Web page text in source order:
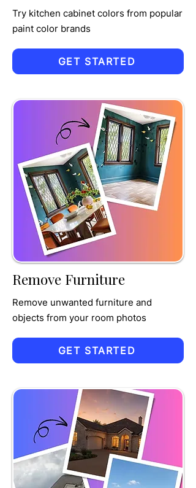
Try kitchen cabinet colors from popular
paint color brands
GET STARTED
TRU
MPET
Remove Furniture
Remove unwanted furniture and
objects from your room photos
GET STARTED